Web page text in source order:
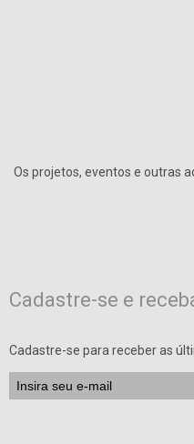
Os projetos, eventos e outras
Cadastre-se e
Cadastre-se para receber as